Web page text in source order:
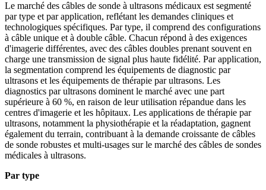
Le marché des câbles de sonde à ultrasons médicaux est segmenté
par type et par application, reflétant les demandes cliniques et
technologiques spécifiques. Par type, il comprend des configurations
à câble unique et à double câble. Chacun répond à des exigences
d'imagerie différentes, avec des câbles doubles prenant souvent en
charge une transmission de signal plus haute fidélité. Par application,
la segmentation comprend les équipements de diagnostic par
ultrasons et les équipements de thérapie par ultrasons. Les
diagnostics par ultrasons dominent le marché avec une part
supérieure à 60 %, en raison de leur utilisation répandue dans les
centres d'imagerie et les hôpitaux. Les applications de thérapie par
ultrasons, notamment la physiothérapie et la réadaptation, gagnent
également du terrain, contribuant à la demande croissante de câbles
de sonde robustes et multi-usages sur le marché des câbles de sondes
médicales à ultrasons.
Par type